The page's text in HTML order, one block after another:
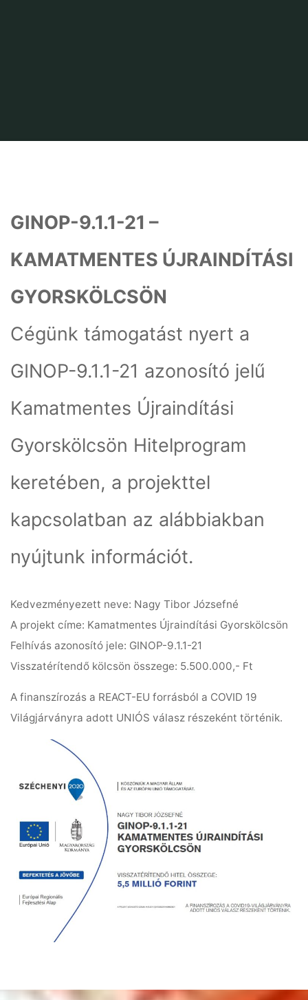
GINOP-9.1.1-21 –
KAMATMENTES ÚJRAINDÍTÁSI
GYORSKÖLCSÖN
Cégünk támogatást nyert a
GINOP-9.1.1-21 azonosító jelű
Kamatmentes Újraindítási
Gyorskölcsön Hitelprogram
keretében, a projekttel
kapcsolatban az alábbiakban
nyújtunk információt.
Kedvezményezett neve: Nagy Tibor Józsefné
A projekt címe: Kamatmentes Újraindítási Gyorskölcsön
Felhívás azonosító jele: GINOP-9.1.1-21
Visszatérítendő kölcsön összege: 5.500.000,- Ft
A finanszírozás a REACT-EU forrásból a COVID 19
Világjárványra adott UNIÓS válasz részeként történik.